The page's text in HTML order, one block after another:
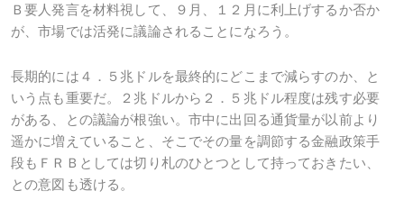
Ｂ要人発言を材料視して、９月、１２月に利上げするか否か
が、市場では活発に議論されることになろう。
長期的には４．５兆ドルを最終的にどこまで減らすのか、と
いう点も重要だ。２兆ドルから２．５兆ドル程度は残す必要
がある、との議論が根強い。市中に出回る通貨量が以前より
遥かに増えていること、そこでその量を調節する金融政策手
段もＦＲＢとしては切り札のひとつとして持っておきたい、
との意図も透ける。